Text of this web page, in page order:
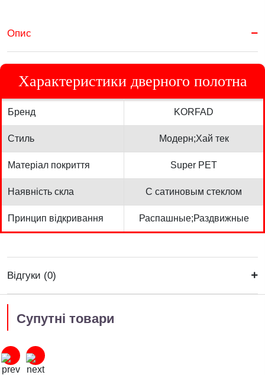
Опис
Характеристики дверного полотна
Бренд KORFAD
Стиль Модерн;Хай тек
Матеріал покриття Super PET
Наявність скла С сатиновым стеклом
Принцип відкривання Распашные;Раздвижные
Відгуки (0)
Супутні товари